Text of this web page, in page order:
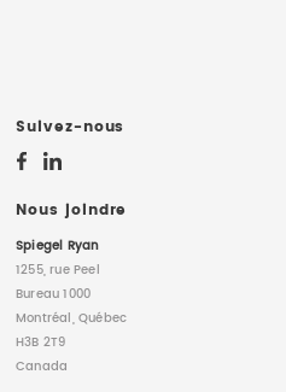
Suivez-nous
Nous joindre
Spiegel Ryan
1255, rue Peel
Bureau 1000
Montréal, Québec
H3B 2T9
Canada